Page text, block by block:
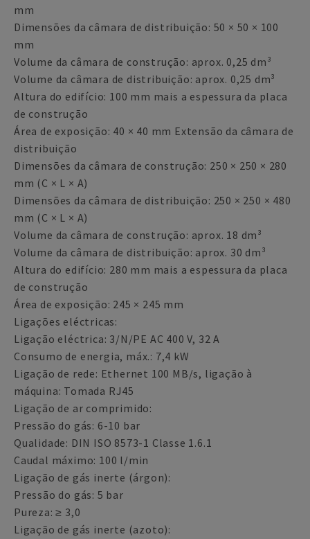
mm
Dimensões da câmara de distribuição: 50 × 50 × 100
mm
Volume da câmara de construção: aprox. 0,25 dm³
Volume da câmara de distribuição: aprox. 0,25 dm³
Altura do edifício: 100 mm mais a espessura da placa
de construção
Área de exposição: 40 × 40 mm Extensão da câmara de
distribuição
Dimensões da câmara de construção: 250 × 250 × 280
mm (C × L × A)
Dimensões da câmara de distribuição: 250 × 250 × 480
mm (C × L × A)
Volume da câmara de construção: aprox. 18 dm³
Volume da câmara de distribuição: aprox. 30 dm³
Altura do edifício: 280 mm mais a espessura da placa
de construção
Área de exposição: 245 × 245 mm
Ligações eléctricas:
Ligação eléctrica: 3/N/PE AC 400 V, 32 A
Consumo de energia, máx.: 7,4 kW
Ligação de rede: Ethernet 100 MB/s, ligação à
máquina: Tomada RJ45
Ligação de ar comprimido:
Pressão do gás: 6-10 bar
Qualidade: DIN ISO 8573-1 Classe 1.6.1
Caudal máximo: 100 l/min
Ligação de gás inerte (árgon):
Pressão do gás: 5 bar
Pureza: ≥ 3,0
Ligação de gás inerte (azoto):